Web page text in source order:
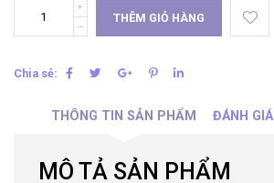
THÊM GIỎ HÀNG
Chia sẻ:
THÔNG TIN SẢN PHẨM ĐÁNH GIÁ
MÔ TẢ SẢN PHẨM